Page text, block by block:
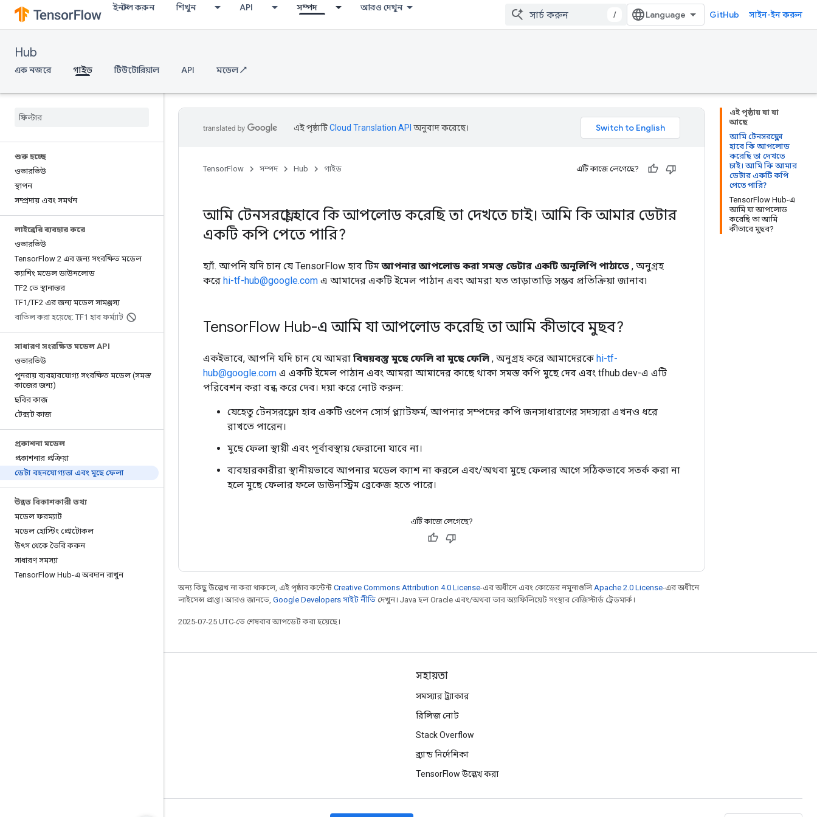
ইনস্টল করুন শিখুন API সম্পদ আরও দেখুন
/ GitHub সাইন-ইন করুন
Hub
এক নজরে গাইড টিউটোরিয়াল API মডেল ↗
শুরু হচ্ছে
ওভারভিউ
স্থাপন
সম্প্রদায় এবং সমর্থন
লাইব্রেরি ব্যবহার করে
ওভারভিউ
TensorFlow 2 এর জন্য সংরক্ষিত মডেল
ক্যাশিং মডেল ডাউনলোড
TF2 তে স্থানান্তর
TF1/TF2 এর জন্য মডেল সামঞ্জস্য
বাতিল করা হয়েছে: TF1 হাব ফর্ম্যাট
সাধারণ সংরক্ষিত মডেল API
ওভারভিউ
পুনরায় ব্যবহারযোগ্য সংরক্ষিত মডেল (সমস্ত
কাজের জন্য)
ছবির কাজ
টেক্সট কাজ
প্রকাশনা মডেল
প্রকাশনার প্রক্রিয়া
ডেটা বহনযোগ্যতা এবং মুছে ফেলা
উন্নত বিকাশকারী তথ্য
মডেল ফরম্যাট
মডেল হোস্টিং প্রোটোকল
উৎস থেকে তৈরি করুন
সাধারণ সমস্যা
TensorFlow Hub-এ অবদান রাখুন
এই পৃষ্ঠায় যা যা
আছে
আমি টেনসরফ্লো
হাবে কি আপলোড
করেছি তা দেখতে
চাই। আমি কি আমার
ডেটার একটি কপি
পেতে পারি?
TensorFlow Hub-এ
আমি যা আপলোড
করেছি তা আমি
কীভাবে মুছব?
এই পৃষ্ঠাটিCloud Translation API অনুবাদ করেছে।
TensorFlow সম্পদ Hub গাইড এটি কাজে লেগেছে?
আমি টেনসরফ্লো হাবে কি আপলোড করেছি তা দেখতে চাই। আমি কি আমার ডেটার
একটি কপি পেতে পারি?
হ্যাঁ. আপনি যদি চান যে TensorFlow হাব টিমআপনার আপলোড করা সমস্ত ডেটার একটি অনুলিপি পাঠাতে , অনুগ্রহ
করে hi-tf-hub@google.com এ আমাদের একটি ইমেল পাঠান এবং আমরা যত তাড়াতাড়ি সম্ভব প্রতিক্রিয়া জানাব৷
TensorFlow Hub-এ আমি যা আপলোড করেছি তা আমি কীভাবে মুছব?
একইভাবে, আপনি যদি চান যে আমরা বিষয়বস্তু মুছে ফেলি বা মুছে ফেলি , অনুগ্রহ করে আমাদেরকে hi-tf-
hub@google.com এ একটি ইমেল পাঠান এবং আমরা আমাদের কাছে থাকা সমস্ত কপি মুছে দেব এবং tfhub.dev-এ এটি
পরিবেশন করা বন্ধ করে দেব। দয়া করে নোট করুন:
যেহেতু টেনসরফ্লো হাব একটি ওপেন সোর্স প্ল্যাটফর্ম, আপনার সম্পদের কপি জনসাধারণের সদস্যরা এখনও ধরে
রাখতে পারেন।
মুছে ফেলা স্থায়ী এবং পূর্বাবস্থায় ফেরানো যাবে না।
ব্যবহারকারীরা স্থানীয়ভাবে আপনার মডেল ক্যাশ না করলে এবং/অথবা মুছে ফেলার আগে সঠিকভাবে সতর্ক করা না
হলে মুছে ফেলার ফলে ডাউনস্ট্রিম ব্রেকেজ হতে পারে।
এটি কাজে লেগেছে?
অন্য কিছু উল্লেখ না করা থাকলে, এই পৃষ্ঠার কন্টেন্ট Creative Commons Attribution 4.0 License-এর অধীনে এবং কোডের নমুনাগুলিApache 2.0 License-এর অধীনে
লাইসেন্স প্রাপ্ত। আরও জানতে, Google Developers সাইট নীতি দেখুন। Java হল Oracle এবং/অথবা তার অ্যাফিলিয়েট সংস্থার রেজিস্টার্ড ট্রেডমার্ক।
2025-07-25 UTC-তে শেষবার আপডেট করা হয়েছে।
সহায়তা
সমস্যার ট্র্যাকার
রিলিজ নোট
Stack Overflow
ব্র্যান্ড নির্দেশিকা
TensorFlow উল্লেখ করা